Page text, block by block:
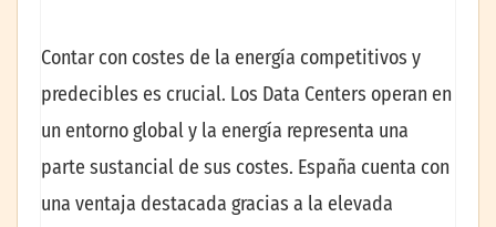
Contar con costes de la energía competitivos y
predecibles es crucial. Los Data Centers operan en
un entorno global y la energía representa una
parte sustancial de sus costes. España cuenta con
una ventaja destacada gracias a la elevada